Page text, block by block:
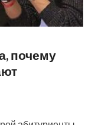
почему